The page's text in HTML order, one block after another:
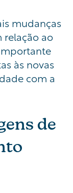
mudanças
relação ao
às novas
com a
de